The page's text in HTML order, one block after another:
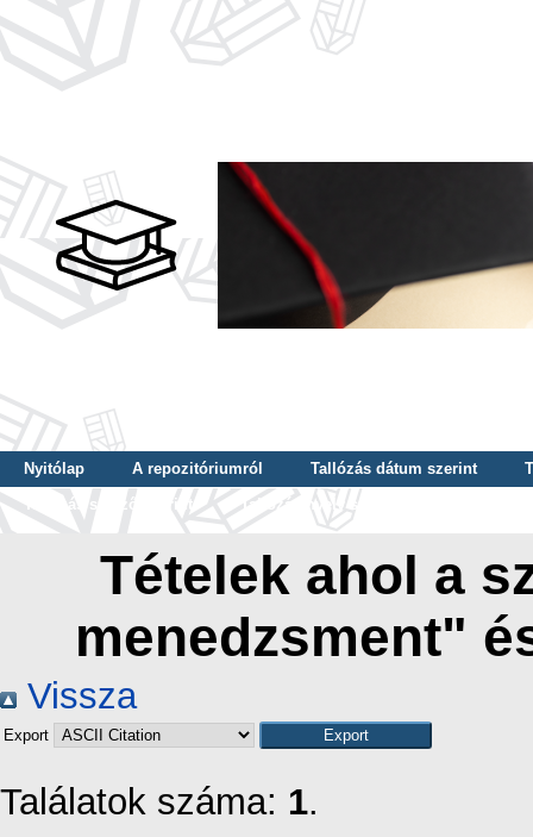
Nyitólap A repozitóriumról Tallózás dátum szerint
Tallózás szerző szerint
Tallózás nyelv szerint
Tételek ahol a
menedzsment"
Vissza
Export
Találatok száma: 1.